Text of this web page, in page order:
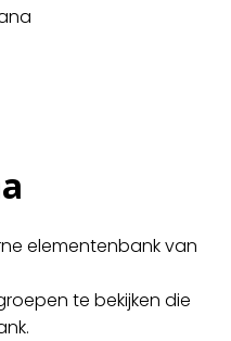
elementenbank van
te bekijken die